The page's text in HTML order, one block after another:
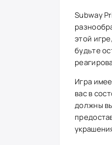
Subway
этой
будьте
Игра
вас в
должны